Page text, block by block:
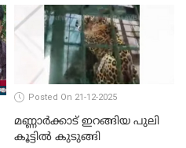
Posted On 21-12-2025
മണ്ണാർക്കാട് ഇറങ്ങിയ പുലി
കൂട്ടിൽ കുടുങ്ങി